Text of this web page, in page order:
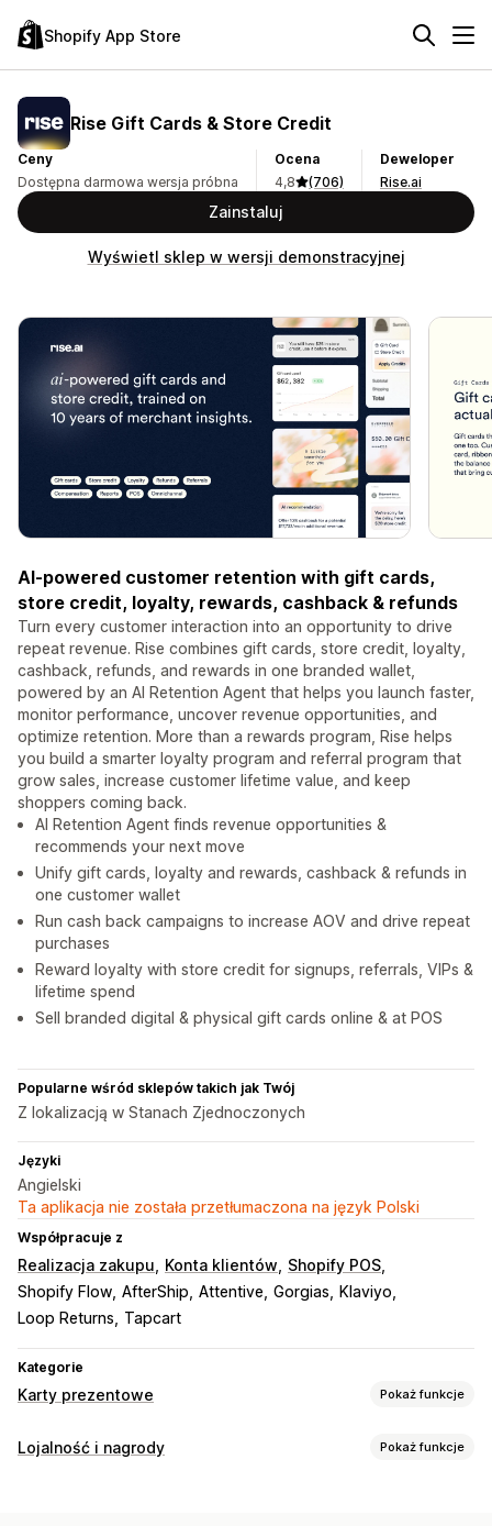
Shopify App Store
Rise Gift Cards & Store Credit
Ceny
Dostępna darmowa wersja próbna
Ocena
4,8
(706)
Deweloper
Rise.ai
Zainstaluj
Wyświetl sklep w wersji demonstracyjnej
AI-powered customer retention with gift cards,
store credit, loyalty, rewards, cashback & refunds
Turn every customer interaction into an opportunity to drive
repeat revenue. Rise combines gift cards, store credit, loyalty,
cashback, refunds, and rewards in one branded wallet,
powered by an AI Retention Agent that helps you launch faster,
monitor performance, uncover revenue opportunities, and
optimize retention. More than a rewards program, Rise helps
you build a smarter loyalty program and referral program that
grow sales, increase customer lifetime value, and keep
shoppers coming back.
AI Retention Agent finds revenue opportunities &
recommends your next move
Unify gift cards, loyalty and rewards, cashback & refunds in
one customer wallet
Run cash back campaigns to increase AOV and drive repeat
purchases
Reward loyalty with store credit for signups, referrals, VIPs &
lifetime spend
Sell branded digital & physical gift cards online & at POS
Popularne wśród sklepów takich jak Twój
Z lokalizacją w Stanach Zjednoczonych
Języki
Angielski
Ta aplikacja nie została przetłumaczona na język Polski
Współpracuje z
Realizacja zakupu Konta klientów
Shopify POS
Shopify Flow AfterShip Attentive Gorgias
Klaviyo
Loop Returns
Tapcart
Kategorie
Karty prezentowe Pokaż funkcje
Typy kart
Lojalność i nagrody Pokaż funkcje